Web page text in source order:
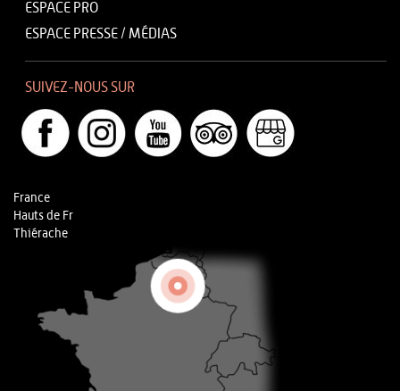
ESPACE PRO
ESPACE PRESSE / MÉDIAS
SUIVEZ-NOUS SUR
France
Hauts de Fr
Thiérache